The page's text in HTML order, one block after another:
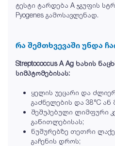
ტესტი ტარდება A ჯგუფის
Pyogenes გამოსავლენად.
რა შემთხვევაში უნდა
Streptococcus A Ag ხახის
სიმპტომებისას:
ყელის უეცარი და
გაძნელების და 38°C
შეშუპებული ლიმფური
გაწითლებისას;
ნუშურებზე თეთრი
გაჩენის დროს;